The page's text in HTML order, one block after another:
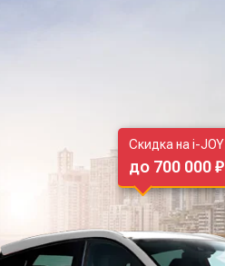
Скидка на i-JOY
до 700 000 ₽